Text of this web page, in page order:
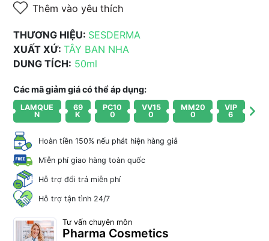
Thêm vào yêu thích
THƯƠNG HIỆU: SESDERMA
XUẤT XỨ: TÂY BAN NHA
DUNG TÍCH: 50ml
Các mã giảm giá có thể áp dụng:
LAMQUE
N
69
K
PC10
0
VV15
0
MM20
0
VIP
6
Hoàn tiền 150% nếu phát hiện hàng giả
Miễn phí giao hàng toàn quốc
Hỗ trợ đổi trả miễn phí
Hỗ trợ tận tình 24/7
Tư vấn chuyên môn
Pharma Cosmetics